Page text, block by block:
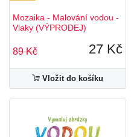
Mozaika - Malování vodou -
Vlaky (VÝPRODEJ)
89 Kč 27 Kč
Vložit do košíku